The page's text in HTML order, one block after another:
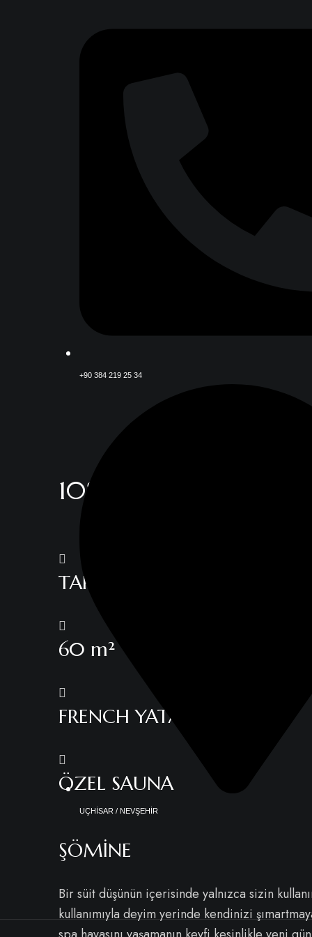
+90 384 219 25 34
UÇHİSAR / NEVŞEHİR
108
TARZ (PERİBACASI)
60 m²
FRENCH YATAK
ÖZEL SAUNA
ŞÖMİNE
Bir süit düşünün içerisinde yalnızca sizin
kullanımıyla deyim yerinde kendinizi